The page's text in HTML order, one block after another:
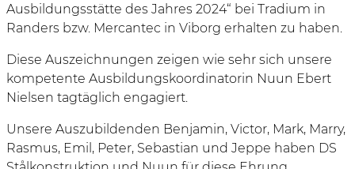
Ausbildungsstätte des Jahres 2024“ bei Tradium in
Randers bzw. Mercantec in Viborg erhalten zu haben.
Diese Auszeichnungen zeigen wie sehr sich unsere
kompetente Ausbildungskoordinatorin Nuun Ebert
Nielsen tagtäglich engagiert.
Unsere Auszubildenden Benjamin, Victor, Mark, Marry,
Rasmus, Emil, Peter, Sebastian und Jeppe haben DS